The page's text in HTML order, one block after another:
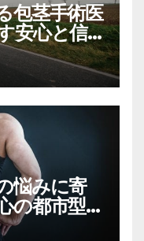
包茎手術医
安心と信
悩みに寄
の都市型医